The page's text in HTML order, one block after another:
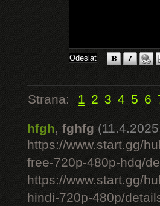
Strana: 1 2 3 4 5 6
hfgh, fghfg
https://www.start.gg/
free-720p-480p-hdq/
https://www.start.gg/
hindi-720p-480p/